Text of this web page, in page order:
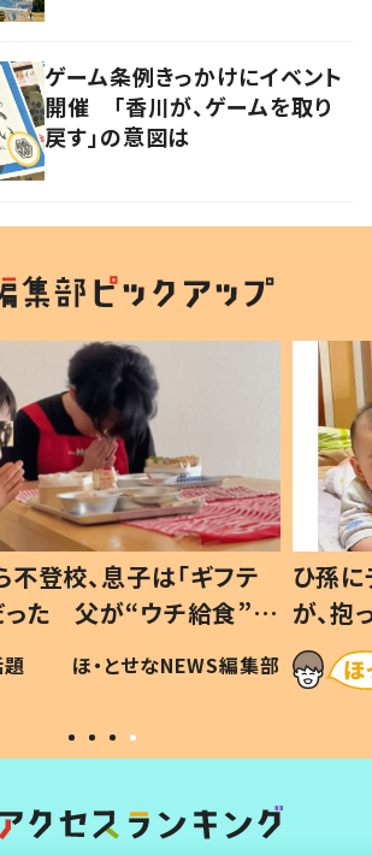
ゲーム条例きっかけにイベント
開催 「香川が、ゲームを取り
戻す」の意図は
登校、息子は「ギフテ
った 父が“ウチ給食”を
ける理由とは #令和の親
ほ・とせなNEWS編集部
ひ孫
が、
「涙が
い」